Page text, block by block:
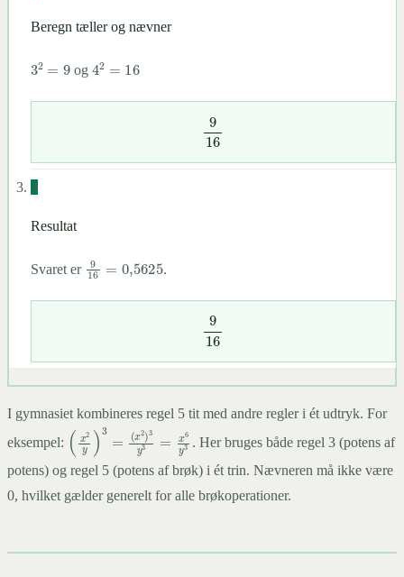
Beregn tæller og nævner
32 9 og42 16
916
3
Resultat
Svaret er 916= 0,5625.
916
I gymnasiet kombineres regel 5 tit med andre regler i ét udtryk. For
eksempel:
(x 2 y)
(x 2 )3 6y
. Her bruges både regel 3 (potens af
potens) og regel 5 (potens af brøk) i ét trin. Nævneren må ikke være
0, hvilket gælder generelt for alle brøkoperationer.